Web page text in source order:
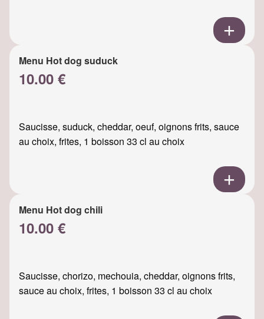
Menu Hot dog suduck
10.00 €
Saucisse, suduck, cheddar, oeuf, oignons frits, sauce
au choix, frites, 1 boisson 33 cl au choix
Menu Hot dog chili
10.00 €
Saucisse, chorizo, mechouia, cheddar, oignons frits,
sauce au choix, frites, 1 boisson 33 cl au choix